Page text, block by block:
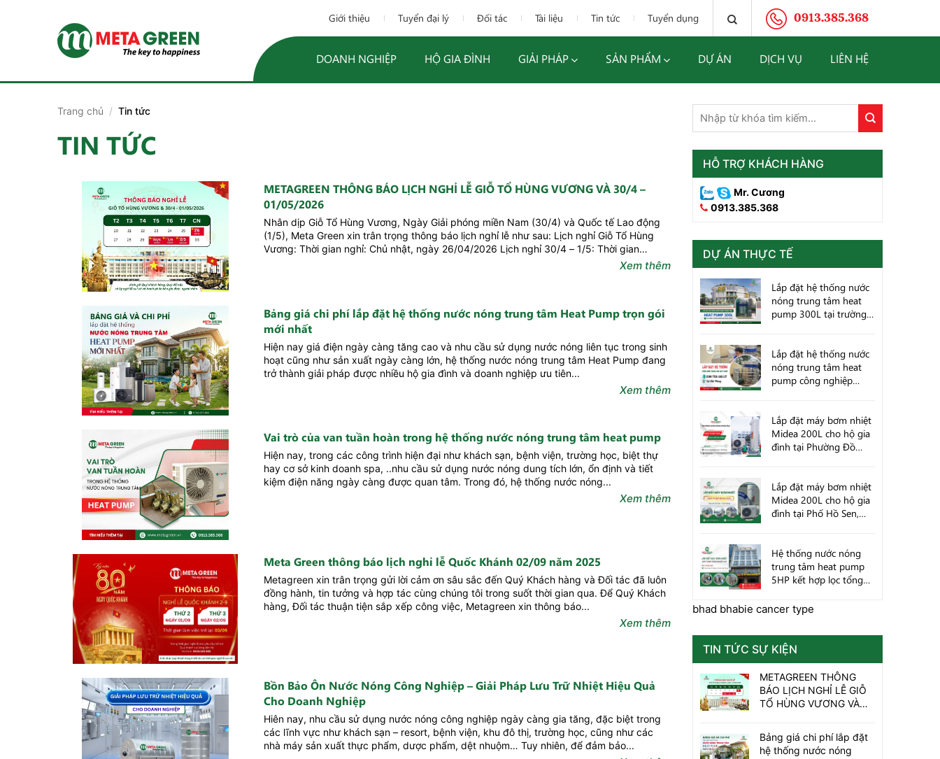
Giới thiệu Tuyển đại lý Đối tác Tài liệu Tin tức Tuyển dụng 0913.385.368
DOANH NGHIỆP HỘ GIA ĐÌNH GIẢI PHÁP SẢN PHẨM DỰ ÁN DỊCH VỤ LIÊN HỆ
Trang chủ / Tin tức
TIN TỨC
METAGREEN THÔNG BÁO LỊCH NGHỈ LỄ GIỖ TỔ HÙNG VƯƠNG VÀ 30/4 –
01/05/2026
Nhân dịp Giỗ Tổ Hùng Vương, Ngày Giải phóng miền Nam (30/4) và Quốc tế Lao động
(1/5), Meta Green xin trân trọng thông báo lịch nghỉ lễ như sau: Lịch nghỉ Giỗ Tổ Hùng
Vương: Thời gian nghỉ: Chủ nhật, ngày 26/04/2026 Lịch nghỉ 30/4 – 1/5: Thời gian
Xem thêm
Bảng giá chi phí lắp đặt hệ thống nước nóng trung tâm Heat Pump trọn gói
mới nhất
Hiện nay giá điện ngày càng tăng cao và nhu cầu sử dụng nước nóng liên tục trong sinh
hoạt cũng như sản xuất ngày càng lớn, hệ thống nước nóng trung tâm Heat Pump đang
trở thành giải pháp được nhiều hộ gia đình và doanh nghiệp ưu tiên...
Xem thêm
Vai trò của van tuần hoàn trong hệ thống nước nóng trung tâm heat pump
Hiện nay, trong các công trình hiện đại như khách sạn, bệnh viện, trường học, biệt thự
hay cơ sở kinh doanh spa, ..nhu cầu sử dụng nước nóng dung tích lớn, ổn định và tiết
kiệm điện năng ngày càng được quan tâm. Trong đó, hệ thống nước nóng...
Xem thêm
Meta Green thông báo lịch nghỉ lễ Quốc Khánh 02/09 năm 2025
Metagreen xin trân trọng gửi lời cảm ơn sâu sắc đến Quý Khách hàng và Đối tác đã luôn
đồng hành, tin tưởng và hợp tác cùng chúng tôi trong suốt thời gian qua. Để Quý Khách
hàng, Đối tác thuận tiện sắp xếp công việc, Metagreen xin thông báo...
Xem thêm
Bồn Bảo Ôn Nước Nóng Công Nghiệp – Giải Pháp Lưu Trữ Nhiệt Hiệu Quả
Cho Doanh Nghiệp
Hiên nay, nhu cầu sử dụng nước nóng công nghiệp ngày càng gia tăng, đặc biệt trong
các lĩnh vực như khách sạn – resort, bệnh viện, khu đô thị, trường học, cũng như các
nhà máy sản xuất thực phẩm, dược phẩm, dệt nhuộm… Tuy nhiên, để đảm bảo...
HỖ TRỢ KHÁCH HÀNG
Mr. Cương
0913.385.368
DỰ ÁN THỰC TẾ
Lắp đặt hệ thống nước
nóng trung tâm heat
pump 300L tại trường
Lắp đặt hệ thống nước
nóng trung tâm heat
pump công nghiệp
Lắp đặt máy bơm nhiệt
Midea 200L cho hộ gia
đình tại Phường Đồ
Lắp đặt máy bơm nhiệt
Midea 200L cho hộ gia
đình tại Phố Hồ Sen,
Hệ thống nước nóng
trung tâm heat pump
5HP kết hợp lọc tổng
Dương tại TT Cát Bà,
bhad bhabie cancer type
TIN TỨC SỰ KIỆN
METAGREEN THÔNG
BÁO LỊCH NGHỈ LỄ GIỖ
TỔ HÙNG VƯƠNG VÀ
Bảng giá chi phí lắp đặt
hệ thống nước nóng